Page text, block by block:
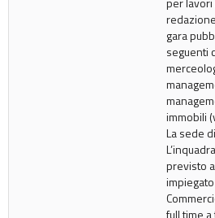
gara
seguenti
immobili
La sede
previsto
impiegato
full time